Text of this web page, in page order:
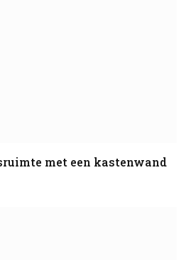
met een kastenwand